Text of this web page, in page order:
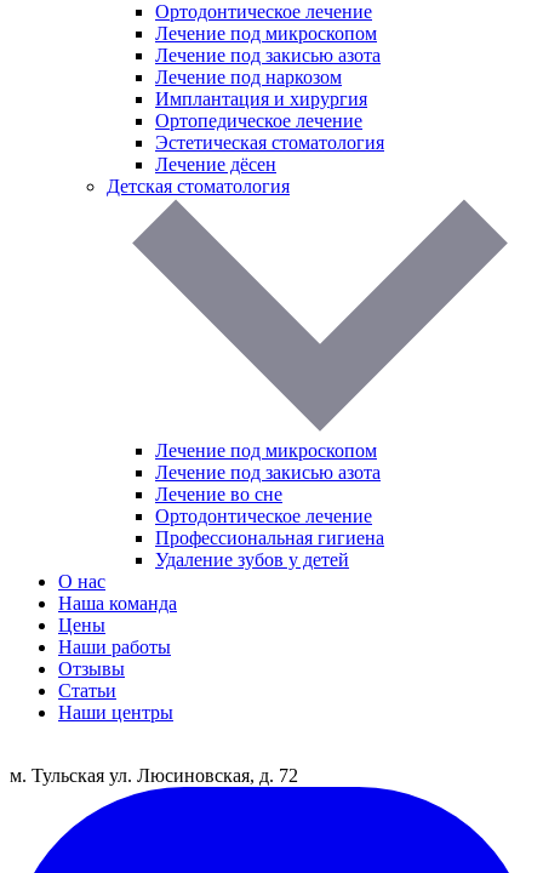
Ортодонтическое лечение
Лечение под микроскопом
Лечение под закисью азота
Лечение под наркозом
Имплантация и хирургия
Ортопедическое лечение
Эстетическая стоматология
Лечение дёсен
Детская стоматология
Лечение под микроскопом
Лечение под закисью азота
Лечение во сне
Ортодонтическое лечение
Профессиональная гигиена
Удаление зубов у детей
О нас
Наша команда
Цены
Наши работы
Отзывы
Статьи
Наши центры
м. Тульская ул. Люсиновская, д. 72